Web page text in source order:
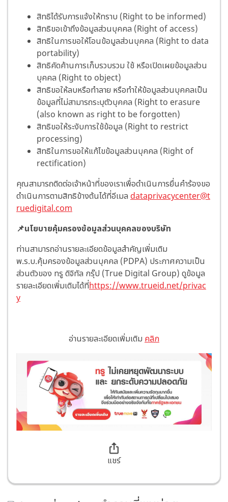
สิทธิได้รับการแจ้งให้ทราบ (Right to be informed)
สิทธิขอเข้าถึงข้อมูลส่วนบุคคล (Right of access)
สิทธิในการขอให้โอนข้อมูลส่วนบุคคล (Right to data
portability)
สิทธิคัดค้านการเก็บรวบรวม ใช้ หรือเปิดเผยข้อมูลส่วน
บุคคล (Right to object)
สิทธิขอให้ลบหรือทำลาย หรือทำให้ข้อมูลส่วนบุคคลเป็น
ข้อมูลที่ไม่สามารถระบุตัวบุคคล (Right to erasure
(also known as right to be forgotten)
สิทธิขอให้ระงับการใช้ข้อมูล (Right to restrict
processing)
สิทธิในการขอให้แก้ไขข้อมูลส่วนบุคคล (Right of
rectification)
คุณสามารถติดต่อเจ้าหน้าที่ของเราเพื่อดำเนินการยื่นคำร้องขอ
ดำเนินการตามสิทธิข้างต้นได้ที่อีเมล dataprivacycenter@t
ruedigital.com
📌นโยบายคุ้มครองข้อมูลส่วนบุคคลของบริษัท
ท่านสามารถอ่านรายละเอียดข้อมูลสำคัญเพิ่มเติม
พ.ร.บ.คุ้มครองข้อมูลส่วนบุคคล (PDPA) ประกาศความเป็น
ส่วนตัวของ ทรู ดิจิทัล กรุ๊ป (True Digital Group) ดูข้อมูล
รายละเอียดเพิ่มเติมได้ที่https://www.trueid.net/privac
y
อ่านรายละเอียดเพิ่มเติม คลิก
แชร์